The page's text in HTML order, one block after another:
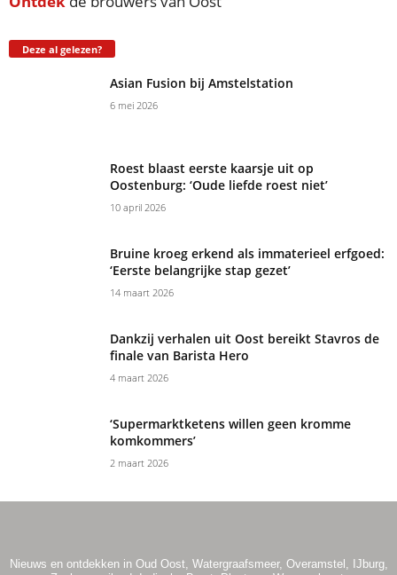
Deze al gelezen?
Asian Fusion bij Amstelstation
6 mei 2026
Roest blaast eerste kaarsje uit op
Oostenburg: ‘Oude liefde roest niet’
10 april 2026
Bruine kroeg erkend als immaterieel erfgoed:
‘Eerste belangrijke stap gezet’
14 maart 2026
Dankzij verhalen uit Oost bereikt Stavros de
finale van Barista Hero
4 maart 2026
‘Supermarktketens willen geen kromme
komkommers’
2 maart 2026
Nieuws en ontdekken in Oud Oost, Watergraafsmeer, Overamstel, IJburg,